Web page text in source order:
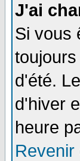
J'ai
Si vous
d'été.
d'hiver
heure
Revenir